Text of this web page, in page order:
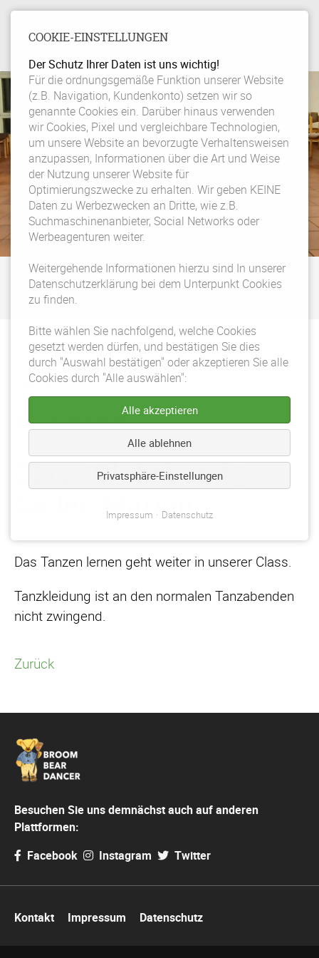
Navigation
überspringen
Broom Bear Dancer e.V.
Termine
Events-Detailansicht
ZUFAHRT ÜBER DEN WIENBERGSHOF(FRIEDENSTR. 12, 47445
MOERS)
17-05-2024 19:30
Class/Clubabend |
Caller: Marion
Das Tanzen lernen geht weiter in unserer Class.
Tanzkleidung ist an den normalen Tanzabenden
nicht zwingend.
Zurück
Besuchen Sie uns demnächst auch auf anderen
Plattformen:
Facebook
Instagram Twitter
überspringen
Kontakt Impressum Datenschutz
COOKIE-EINSTELLUNGEN
Der Schutz Ihrer Daten ist uns wichtig!
Für die ordnungsgemäße Funktion unserer Website
(z.B. Navigation, Kundenkonto) setzen wir so
genannte Cookies ein. Darüber hinaus verwenden
wir Cookies, Pixel und vergleichbare Technologien,
um unsere Website an bevorzugte Verhaltensweisen
anzupassen, Informationen über die Art und Weise
der Nutzung unserer Website für
Optimierungszwecke zu erhalten. Wir geben KEINE
Daten zu Werbezwecken an Dritte, wie z.B.
Suchmaschinenanbieter, Social Networks oder
Werbeagenturen weiter.
Weitergehende Informationen hierzu sind In unserer
Datenschutzerklärung bei dem Unterpunkt Cookies
zu finden.
Bitte wählen Sie nachfolgend, welche Cookies
gesetzt werden dürfen, und bestätigen Sie dies
durch "Auswahl bestätigen" oder akzeptieren Sie alle
Cookies durch "Alle auswählen":
Alle akzeptieren
Alle ablehnen
Privatsphäre-Einstellungen
Impressum Datenschutz